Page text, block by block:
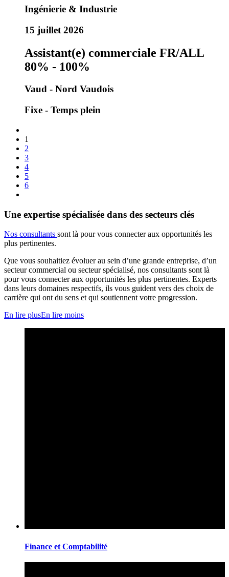
Ingénierie & Industrie
15 juillet 2026
Assistant(e) commerciale FR/ALL
80% - 100%
Vaud - Nord Vaudois
Fixe - Temps plein
1
2
3
4
5
6
Une expertise spécialisée dans des secteurs clés
Nos consultants sont là pour vous connecter aux opportunités les
plus pertinentes.
Que vous souhaitiez évoluer au sein d’une grande entreprise, d’un
secteur commercial ou secteur spécialisé, nos consultants sont là
pour vous connecter aux opportunités les plus pertinentes. Experts
dans leurs domaines respectifs, ils vous guident vers des choix de
carrière qui ont du sens et qui soutiennent votre progression.
En lire plusEn lire moins
Finance et Comptabilité